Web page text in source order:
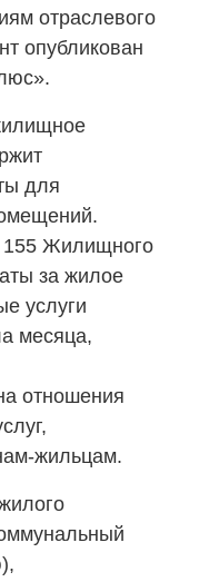
отраслевого
опубликован
для
155 Жилищного
за жилое
услуги
месяца,
отношения
жильцам.